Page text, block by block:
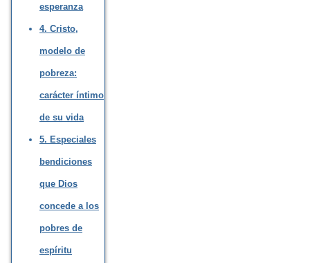
esperanza
4. Cristo,
modelo de
pobreza:
carácter íntimo
de su vida
5. Especiales
bendiciones
que Dios
concede a los
pobres de
espíritu